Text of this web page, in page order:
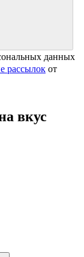
данных
рассылок от
вкус